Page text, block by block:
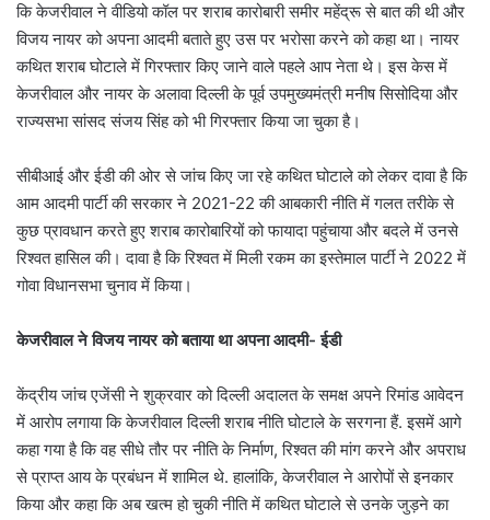
कि केजरीवाल ने वीडियो कॉल पर शराब कारोबारी समीर महेंद्रू से बात की थी और
विजय नायर को अपना आदमी बताते हुए उस पर भरोसा करने को कहा था। नायर
कथित शराब घोटाले में गिरफ्तार किए जाने वाले पहले आप नेता थे। इस केस में
केजरीवाल और नायर के अलावा दिल्ली के पूर्व उपमुख्यमंत्री मनीष सिसोदिया और
राज्यसभा सांसद संजय सिंह को भी गिरफ्तार किया जा चुका है।
सीबीआई और ईडी की ओर से जांच किए जा रहे कथित घोटाले को लेकर दावा है कि
आम आदमी पार्टी की सरकार ने 2021-22 की आबकारी नीति में गलत तरीके से
कुछ प्रावधान करते हुए शराब कारोबारियों को फायादा पहुंचाया और बदले में उनसे
रिश्वत हासिल की। दावा है कि रिश्वत में मिली रकम का इस्तेमाल पार्टी ने 2022 में
गोवा विधानसभा चुनाव में किया।
केजरीवाल ने विजय नायर को बताया था अपना आदमी- ईडी
केंद्रीय जांच एजेंसी ने शुक्रवार को दिल्ली अदालत के समक्ष अपने रिमांड आवेदन
में आरोप लगाया कि केजरीवाल दिल्ली शराब नीति घोटाले के सरगना हैं. इसमें आगे
कहा गया है कि वह सीधे तौर पर नीति के निर्माण, रिश्वत की मांग करने और अपराध
से प्राप्त आय के प्रबंधन में शामिल थे. हालांकि, केजरीवाल ने आरोपों से इनकार
किया और कहा कि अब खत्म हो चुकी नीति में कथित घोटाले से उनके जुड़ने का